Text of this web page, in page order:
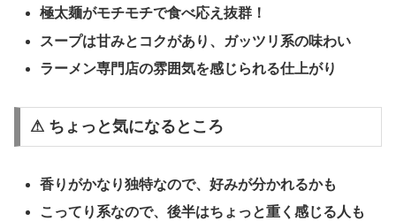
極太麺がモチモチで食べ応え抜群！
スープは甘みとコクがあり、ガッツリ系の味わい
ラーメン専門店の雰囲気を感じられる仕上がり
⚠ ちょっと気になるところ
香りがかなり独特なので、好みが分かれるかも
こってり系なので、後半はちょっと重く感じる人も